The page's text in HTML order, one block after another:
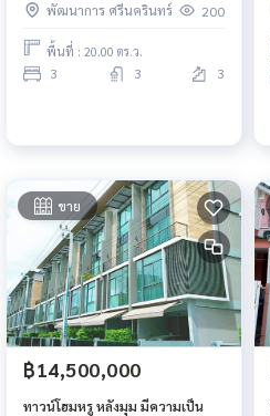
พัฒนาการ ศรีนครินทร์
200
พื้นที่ : 20.00 ตร.ว.
3 3 3
ขาย
฿14,500,000
ทาวน์โฮมหรู หลังมุม มีความเป็น